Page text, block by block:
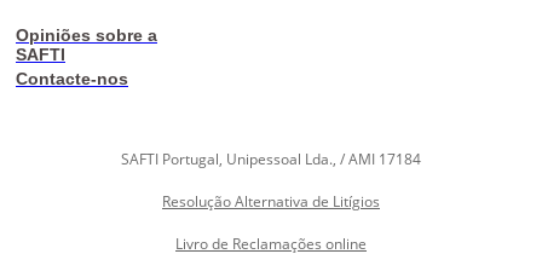
Opiniões sobre a
SAFTI
Contacte-nos
SAFTI Portugal, Unipessoal Lda., / AMI 17184
Resolução Alternativa de Litígios
Livro de Reclamações online